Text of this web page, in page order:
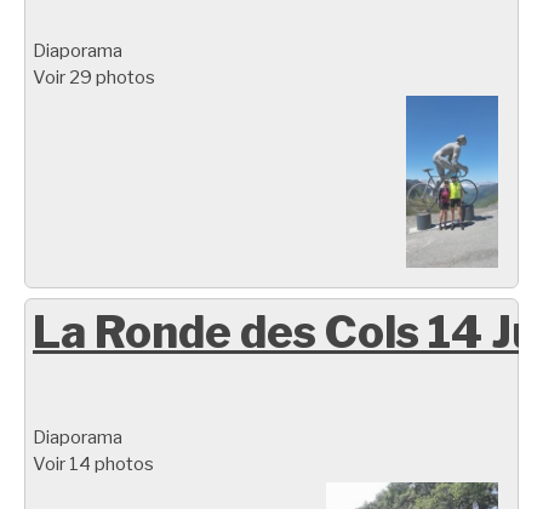
Diaporama
Voir 29 photos
La Ronde des Cols 14
Diaporama
Voir 14 photos